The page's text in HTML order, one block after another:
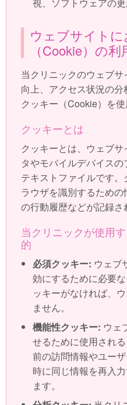
視、ソフトウェアの
ウェブサイト
（Cookie）の
当クリニックのウェブ
向上、アクセス状況の
クッキー（Cookie）を使
クッキーとは
クッキーとは、ウェブ
タやモバイルデバイス
テキストファイルです
ラウザを識別するため
の行動履歴などが記録さ
当クリニックが使用
的
必須クッキー: ウェブ
効にするために必要
ッキーがなければ、
ません。
機能性クッキー: ウェ
せるために使用され
前の訪問情報やユー
時に同じ情報を再入
ます。